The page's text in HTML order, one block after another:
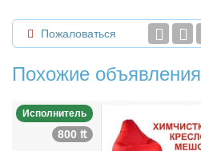
Пожаловаться
Похожие объявления
Исполнитель
800 ₶